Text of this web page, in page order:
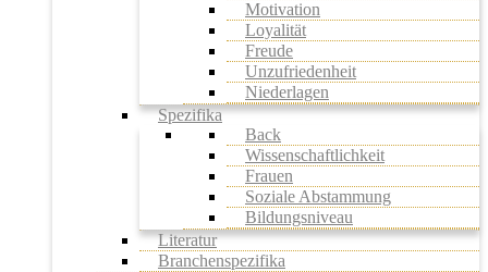
Motivation
Loyalität
Freude
Unzufriedenheit
Niederlagen
Spezifika
Back
Wissenschaftlichkeit
Frauen
Soziale Abstammung
Bildungsniveau
Literatur
Branchenspezifika